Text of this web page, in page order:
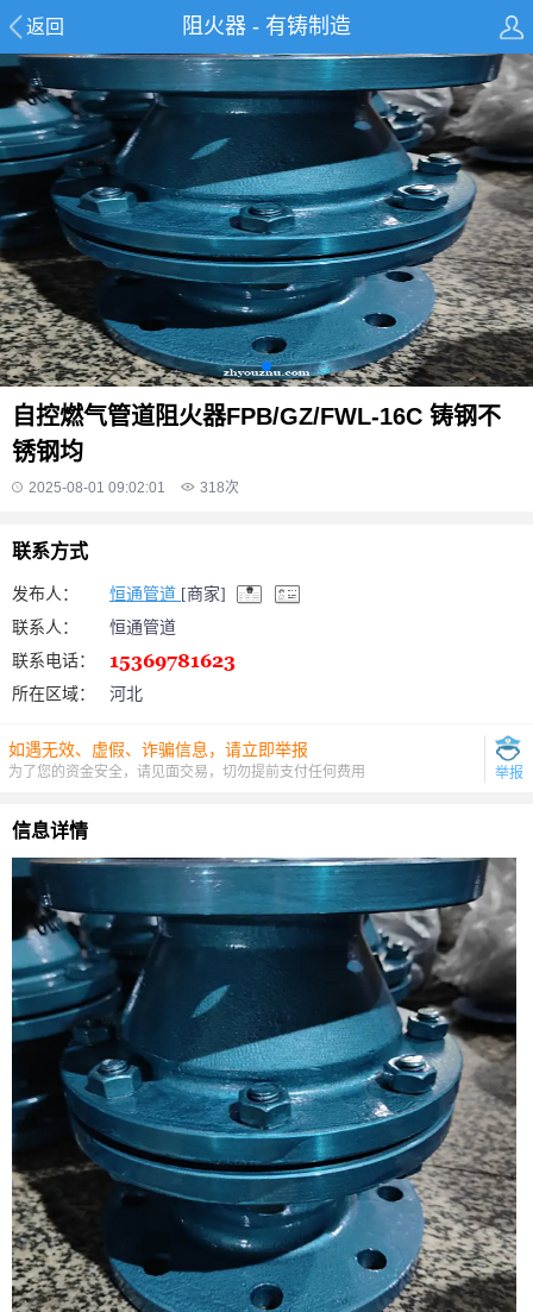
返回 阻火器 - 有铸制造
自控燃气管道阻火器FPB/GZ/FWL-16C 铸钢不
锈钢均
2025-08-01 09:02:01 318次
联系方式
发布人： 恒通管道 [商家]
联系人：
恒通管道
联系电话：
所在区域：
河北
如遇无效、虚假、诈骗信息，请立即举报
为了您的资金安全，请见面交易，切勿提前支付任何费用 举报
信息详情